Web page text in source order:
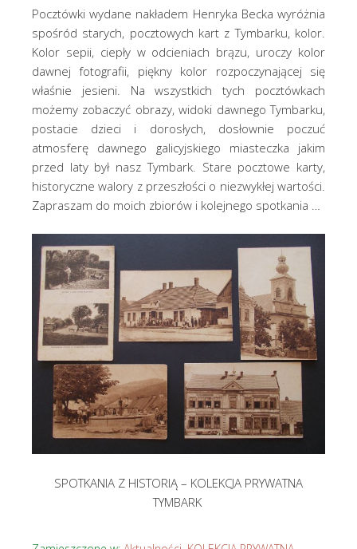
Pocztówki wydane nakładem Henryka Becka wyróżnia
spośród starych, pocztowych kart z Tymbarku, kolor.
Kolor sepii, ciepły w odcieniach brązu, uroczy kolor
dawnej fotografii, piękny kolor rozpoczynającej się
właśnie jesieni. Na wszystkich tych pocztówkach
możemy zobaczyć obrazy, widoki dawnego Tymbarku,
postacie dzieci i dorosłych, dosłownie poczuć
atmosferę dawnego galicyjskiego miasteczka jakim
przed laty był nasz Tymbark. Stare pocztowe karty,
historyczne walory z przeszłości o niezwykłej wartości.
Zapraszam do moich zbiorów i kolejnego spotkania …
SPOTKANIA Z HISTORIĄ – KOLEKCJA PRYWATNA
TYMBARK